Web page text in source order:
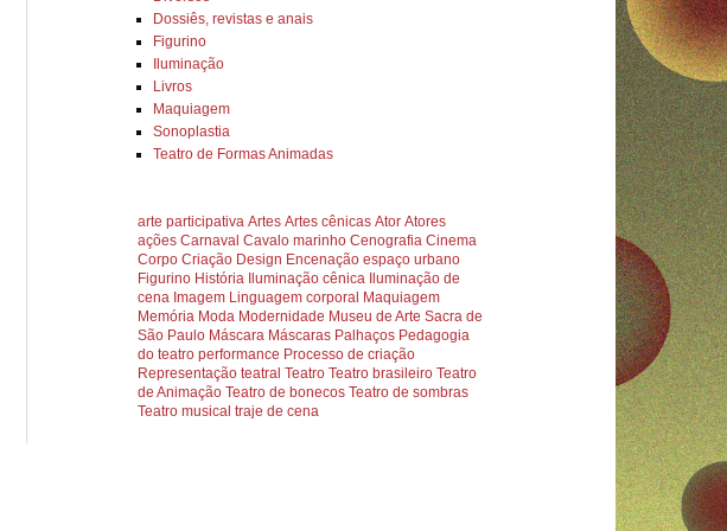
Dossiês, revistas e anais
Figurino
Iluminação
Livros
Maquiagem
Sonoplastia
Teatro de Formas Animadas
arte participativa Artes Artes cênicas Ator Atores
ações Carnaval Cavalo marinho Cenografia Cinema
Corpo Criação Design Encenação espaço urbano
Figurino História Iluminação cênica
Iluminação de
cena Imagem Linguagem corporal Maquiagem
Memória Moda Modernidade Museu de Arte Sacra de
São Paulo Máscara Máscaras Palhaços Pedagogia
do teatro performance Processo de criação
Representação teatral Teatro Teatro brasileiro Teatro
de Animação Teatro de bonecos Teatro de sombras
Teatro musical traje de cena